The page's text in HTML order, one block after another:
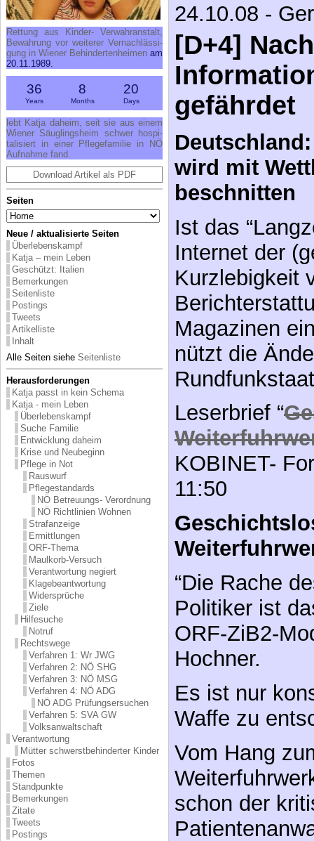
Ret­tung aus Kin­der- Ver­wahr­an­stalt,
Be­wah­rung vor wei­te­rer Ver­nach­läs­si­
gung in Wie­ner Be­hin­der­ten­hei­men am
20.11.1989.
36
Years
8
Months
20
Days
lebt Kat­ja da­heim, seit sie aus ei­nem
Wie­ner Säug­lings­heim schwer hos­pi­
ta­li­siert in ei­ner Pfle­ge­fa­mi­lie in NÖ
Auf­nah­me fand.
Download Artikel als PDF
Seiten
Neue / aktualisierte Seiten
Überlebenskampf
Katja – mein Leben
Geschützt: Italien
Bemerkungen
Seitenliste
Postings
Tweets
Artikelliste
Inhalt
Alle Seiten siehe Seitenliste
Herausforderungen
Katja passt in kein Schema
Katja - mein Leben
Überlebenskampf
Suche Familie
Entwicklung daheim
Krise und Neubeginn
Pflege in Not
Rauswurf
Pflegestandards
NÖ Betreuungs- Verordnung
NÖ Richtlinien Wohnen
Strafanzeige
Ermittlungen
ORF-Thema
Maulkorb-Versuch
Verantwortung negiert
Klagebeantwortung
Widersprüche
Ziele
Hilfesuche
Notruf
Rechtswege
Verfahren 1: Wr JWG
Verfahren 2: NÖ SHG
Verfahren 3: NÖ MSG
Verfahren 4: NÖ ADG
NÖ ADG Prüfungsersuchen
Verfahren 5: SVA GW
Volksanwaltschaft
Verantwortung
Mütter schwerstbehinderter Kinder
Fotos
Themen
Standpunkte
Bemerkungen
Zitate
Tweets
Postings
24.10.08 -
[D+4]
gefährdet
wird mit
beschnitten
Ist das
Internet der
Kurzlebigkeit
Magazinen
nützt die
Leserbrief “
KOBINET-
11:50
“Die Rache
Politiker ist
ORF-ZiB2-
Hochner.
Es ist nur
Waffe zu
Vom Hang
schon der